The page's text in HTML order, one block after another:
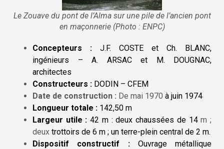
Le Zouave du pont de l’Alma sur une pile de l’ancien pont
en maçonnerie (Photo : ENPC)
Concepteurs : J.F. COSTE et Ch. BLANC,
ingénieurs – A. ARSAC et M. DOUGNAC,
architectes
Constructeurs : DODIN – CFEM
Date de construction : De mai 1970 à juin 1974
Longueur totale : 142,50 m
Largeur utile : 42 m : deux chaussées de 14m ;
deux trottoirs de 6 m ; un terre-plein central de 2 m.
Dispositif constructif :Ouvrage métallique